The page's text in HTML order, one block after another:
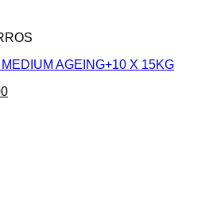
AGEING+10 X 15KG
El